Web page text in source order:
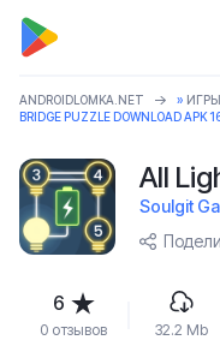
ANDROIDLOMKA.NET » ИГРЫ
BRIDGE PUZZLE DOWNLOAD APK
All
Soulgit
6
0 отзывов 32.2 Mb